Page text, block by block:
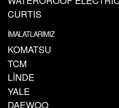
CURTIS
İMALATLARIMIZ
KOMATSU
TCM
LİNDE
YALE
DAEWOO